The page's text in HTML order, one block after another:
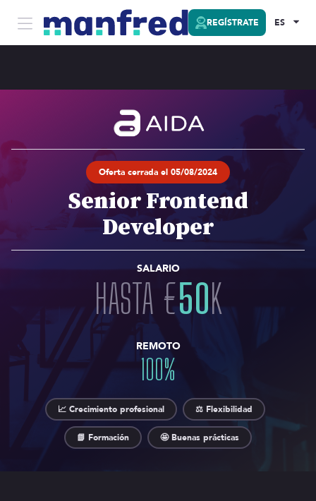
REGÍSTRATE ES
Oferta cerrada el 05/08/2024
Senior Frontend
Developer
SALARIO
HASTA €50K
REMOTO
100%
📈 Crecimiento profesional ⚖️ Flexibilidad
📗 Formación 🤩 Buenas prácticas